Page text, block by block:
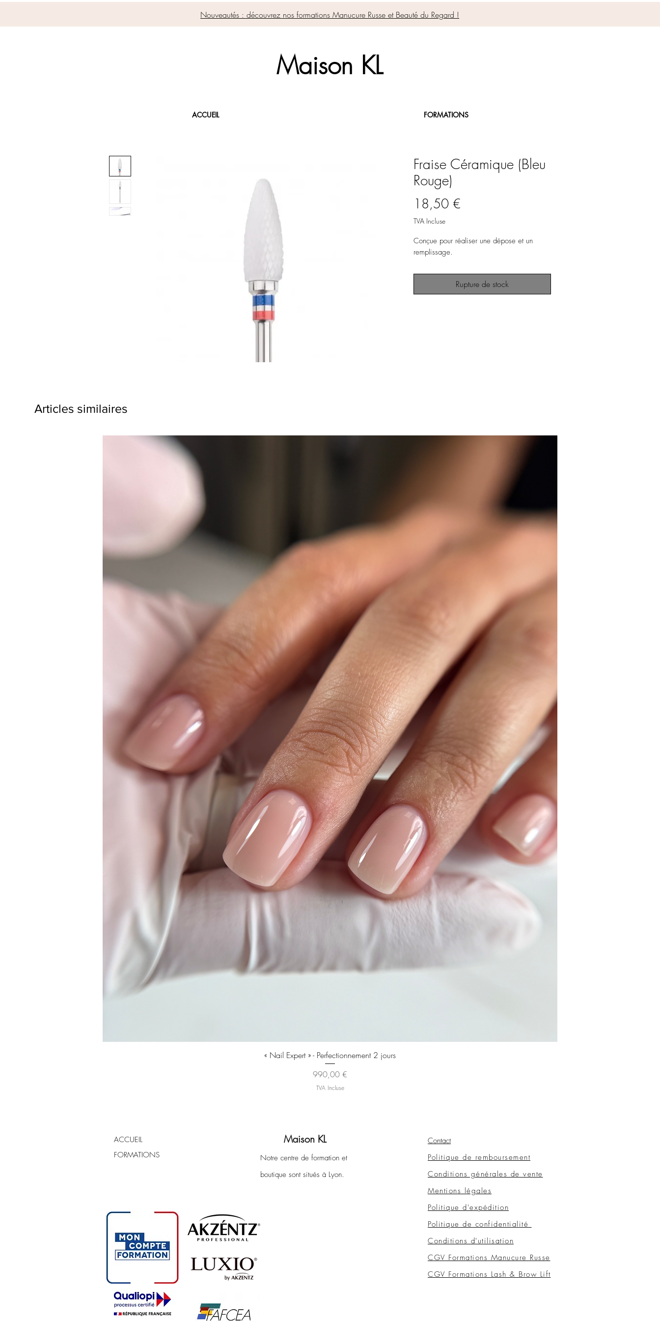
Nouveautés : découvrez nos formations Manucure Russe et Beauté du Regard !
Maison KL
ACCUEIL FORMATIONS
Fraise Céramique (Bleu
Rouge)
18,50 €
TVA Incluse
Conçue pour réaliser une dépose et un
remplissage.
Rupture de stock
Articles similaires
Aperçu rapide
« Nail Expert » - Perfectionnement 2 jours
Prix
990,00 €
TVA Incluse
ACCUEIL
FORMATIONS
Maison KL
Notre centre de formation et
boutique sont situés à Lyon.
Contact
Politique de remboursement
Conditions générales de vente
Mentions légales
Politique d'expédition
Politique de confidentialité
Conditions d'utilisation
CGV Formations Manucure Russe
CGV Formations Lash & Brow Lift